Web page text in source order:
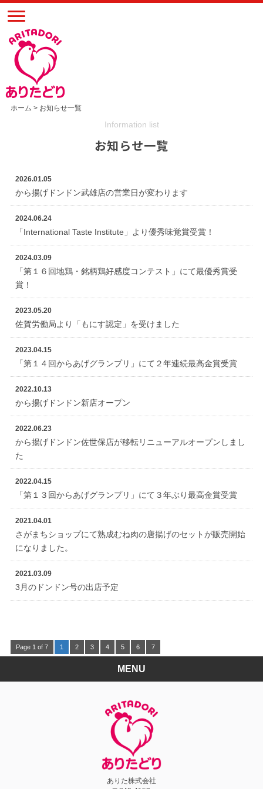
ホーム > お知らせ一覧
Information list
お知らせ一覧
2026.01.05
から揚げドンドン武雄店の営業日が変わります
2024.06.24
「International Taste Institute」より優秀味覚賞受賞！
2024.03.09
「第１６回地鶏・銘柄鶏好感度コンテスト」にて最優秀賞受
賞！
2023.05.20
佐賀労働局より「もにす認定」を受けました
2023.04.15
「第１４回からあげグランプリ」にて２年連続最高金賞受賞
2022.10.13
から揚げドンドン新店オープン
2022.06.23
から揚げドンドン佐世保店が移転リニューアルオープンしまし
た
2022.04.15
「第１３回からあげグランプリ」にて３年ぶり最高金賞受賞
2021.04.01
さがまちショップにて熟成むね肉の唐揚げのセットが販売開始
になりました。
2021.03.09
3月のドンドン号の出店予定
Page 1 of 7 1 2 3 4 5 6 7
MENU
ありた株式会社